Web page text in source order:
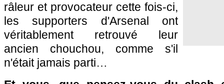
râleur et provocateur cette fois-ci,
les supporters d'Arsenal ont
véritablement retrouvé leur
ancien chouchou, comme s'il
n'était jamais parti…